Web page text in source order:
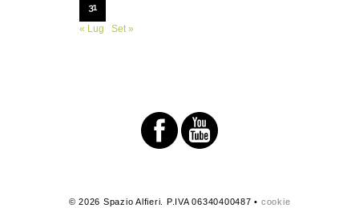
31
« Lug
Set »
© 2026 Spazio Alfieri. P.IVA 06340400487 • cookie